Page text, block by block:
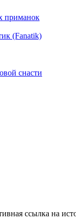
приманок
(Fanatik)
снасти
ссылка на